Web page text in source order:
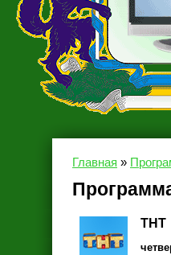
Главная »
ТНТ